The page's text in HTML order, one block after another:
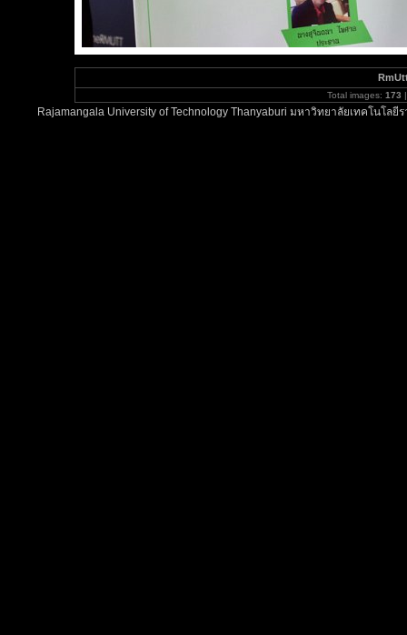
Total images: 173
Rajamangala University of Technology Thanyaburi มหาวิทยาลัยเทคโนโ